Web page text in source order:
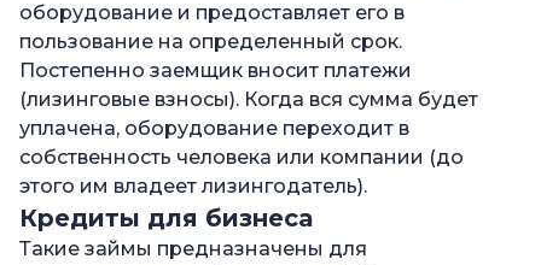
оборудование и предоставляет его в
пользование на определенный срок.
Постепенно заемщик вносит платежи
(лизинговые взносы). Когда вся сумма будет
уплачена, оборудование переходит в
собственность человека или компании (до
этого им владеет лизингодатель).
Кредиты для бизнеса
Такие займы предназначены для